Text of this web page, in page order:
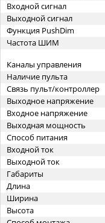
Входной сигнал
Выходной сигнал
Функция PushDim
Частота ШИМ
Каналы управления
Наличие пульта
Связь пульт/контроллер
Выходное напряжение
Входное напряжение
Выходная мощность
Способ питания
Входной ток
Выходной ток
Габариты
Длина
Ширина
Высота